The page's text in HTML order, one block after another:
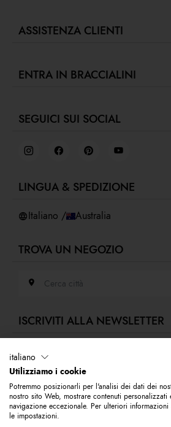
Store Locator
Green for fashion
Gift Card Braccialini
ASSISTENZA CLIENTI
Segui il tuo ordine / Effettua un reso
Resi e rimborsi
Privacy policy
Accessibilità
ENTRA IN BRACCIALINI
Retail concept
Virtual showroom
SEGUICI SUI SOCIAL
LINGUA & SPEDIZIONE
Italiano / Australia
TROVA UN NEGOZIO
Cerca città
ISCRIVITI ALLA NEWSLETTER
Iscriviti alla nostra newsletter per rimanere
del mondo Braccialini. Subito per te 10% di
primo acquisto.
italiano
Utilizziamo i cookie
Potremmo posizionarli per l'analisi dei dati dei
nostro sito Web, mostrare contenuti
navigazione eccezionale. Per ulteriori
le impostazioni.